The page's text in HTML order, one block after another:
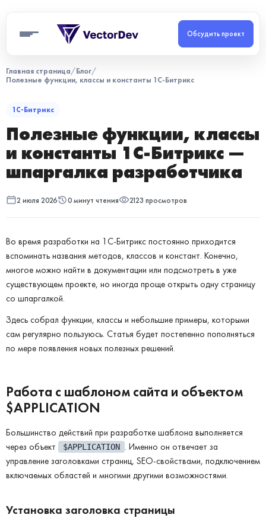
Обсудить проект
Главная страница/Блог/
Полезные функции, классы и константы 1С-Битрикс
1С-Битрикс
Полезные функции, классы
и константы 1С-Битрикс —
шпаргалка разработчика
2 июля 2026 0 минут чтения 2123 просмотров
Во время разработки на 1С-Битрикс постоянно приходится
вспоминать названия методов, классов и констант. Конечно,
многое можно найти в документации или подсмотреть в уже
существующем проекте, но иногда проще открыть одну страницу
со шпаргалкой.
Здесь собрал функции, классы и небольшие примеры, которыми
сам регулярно пользуюсь. Статья будет постепенно пополняться
по мере появления новых полезных решений.
Работа с шаблоном сайта и объектом
$APPLICATION
Большинство действий при разработке шаблона выполняется
через объект
$APPLICATION . Именно он отвечает за
управление заголовками страниц, SEO-свойствами, подключением
включаемых областей и многими другими возможностями.
Установка заголовка страницы